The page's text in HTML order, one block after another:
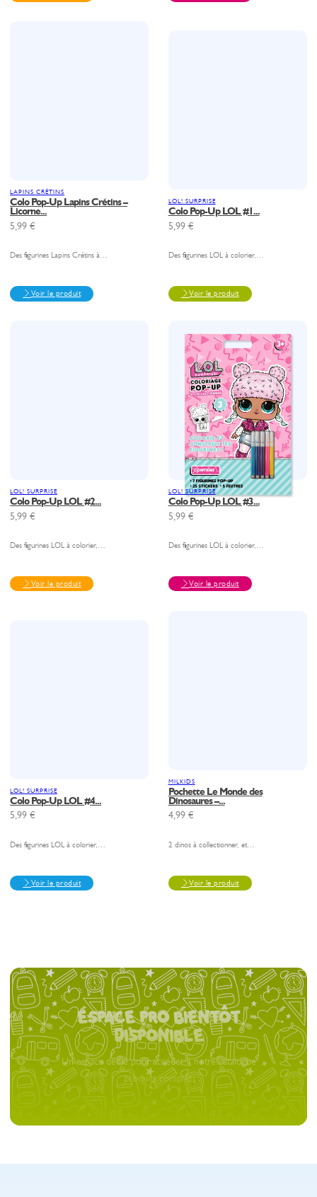
LAPINS CRÉTINS
Colo Pop-Up Lapins Crétins –
Licorne...
5,99€
Des figurines Lapins Crétins à…
Voir le produit
LOL! SURPRISE
Colo Pop-Up LOL #1...
5,99 €
Des figurines LOL à colorier,…
Voir le produit
LOL! SURPRISE
Colo Pop-Up LOL #2...
5,99€
Des figurines LOL à colorier,…
Voir le produit
LOL! SURPRISE
Colo Pop-Up LOL #3...
5,99 €
Des figurines LOL à colorier,…
Voir le produit
LOL! SURPRISE
Colo Pop-Up LOL #4...
5,99€
Des figurines LOL à colorier,…
Voir le produit
MILKIDS
Pochette Le Monde des
Dinosaures –...
4,99 €
2 dinos à collectionner, et…
Voir le produit
espace pro bientôt
Disponible
Un espace dédié pour accéder à notre catalogue
produits complet.